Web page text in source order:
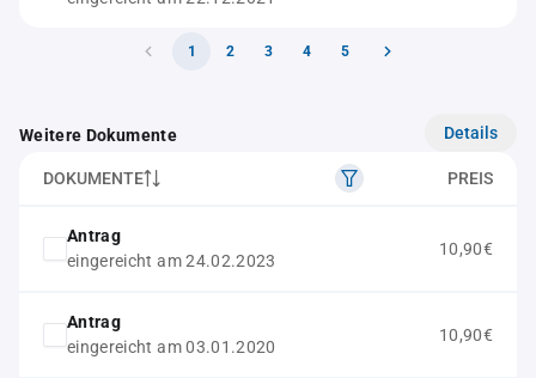
1 2 3 4 5
Weitere Dokumente Details
DOKUMENTE PREIS
Antrag
eingereicht am 24.02.2023
10,90€
Antrag
eingereicht am 03.01.2020
10,90€